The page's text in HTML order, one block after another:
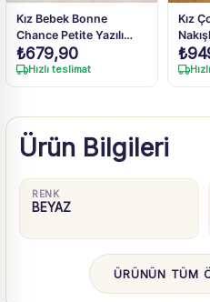
Kız Bebek Bonne
Chance Petite Yazılı
Fiyonk Detaylı Lacivert
Taytlı Takım 9 Ay-4 Yaş
₺679,90
Hızlı teslimat
Kız
₺
Ürün Bilgileri
RENK
BEYAZ
ÜRÜNÜN TÜM